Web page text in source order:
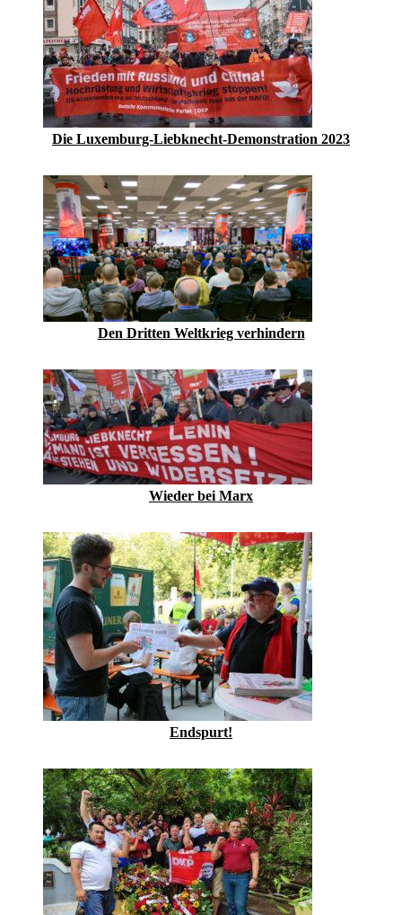
Die Luxemburg-Liebknecht-Demonstration 2023
Den Dritten Weltkrieg verhindern
Wieder bei Marx
Endspurt!